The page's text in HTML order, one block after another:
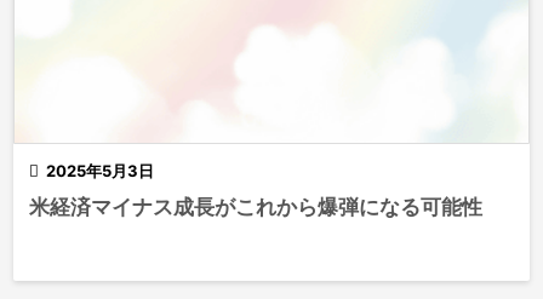
 2025年5月3日
米経済マイナス成長がこれから爆弾になる可能性